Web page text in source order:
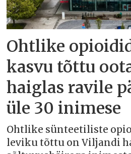
Ohtlike
kasvu tõttu
haiglas ravile
üle 30 inimese
Ohtlike sünteetiliste
leviku tõttu on Viljandi